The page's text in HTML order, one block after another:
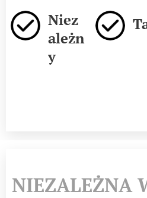
Niez
ależn
y
NIEZALEŻNA